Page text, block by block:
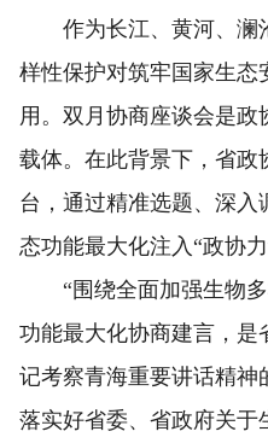
作为长江、黄河、澜
样性保护对筑牢国家生态
用。双月协商座谈会是
载体。在此背景下，省政
台，通过精准选题、深入
态功能最大化注入“政协力
“围绕全面加强生物多
功能最大化协商建言，是
记考察青海重要讲话精神
落实好省委、省政府关于